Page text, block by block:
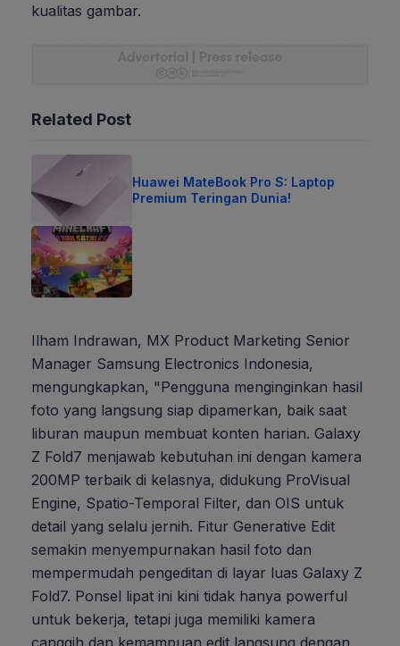
kualitas gambar.
Related Post
Huawei MateBook Pro S: Laptop
Premium Teringan Dunia!
Ilham Indrawan, MX Product Marketing Senior
Manager Samsung Electronics Indonesia,
mengungkapkan, "Pengguna menginginkan hasil
foto yang langsung siap dipamerkan, baik saat
liburan maupun membuat konten harian. Galaxy
Z Fold7 menjawab kebutuhan ini dengan kamera
200MP terbaik di kelasnya, didukung ProVisual
Engine, Spatio-Temporal Filter, dan OIS untuk
detail yang selalu jernih. Fitur Generative Edit
semakin menyempurnakan hasil foto dan
mempermudah pengeditan di layar luas Galaxy Z
Fold7. Ponsel lipat ini kini tidak hanya powerful
untuk bekerja, tetapi juga memiliki kamera